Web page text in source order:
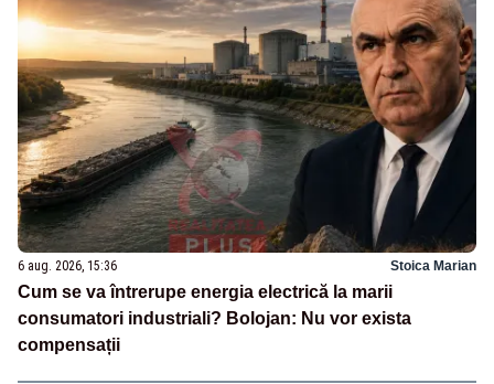
6 aug. 2026, 15:36 Stoica Marian
Cum se va întrerupe energia electrică la marii
consumatori industriali? Bolojan: Nu vor exista
compensații